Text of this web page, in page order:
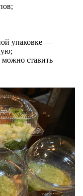
упаковке —
ставить